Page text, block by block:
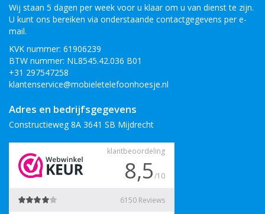
Wij staan 5 dagen per week voor u klaar om u van dienst te zijn.
U kunt ons bereiken via onderstaande contactgegevens per e-
mail.
KVK nummer: 61906239
BTW nummer: NL8545.42.036 B01
+31 297547258
klantenservice@mobieletelefoonhoesje.nl
Adres en bedrijfsgegevens
Constructieweg 8A 3641 SB Mijdrecht